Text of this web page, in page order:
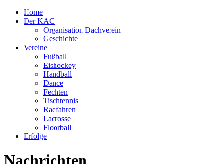
Home
Der KAC
Organisation Dachverein
Geschichte
Vereine
Fußball
Eishockey
Handball
Dance
Fechten
Tischtennis
Radfahren
Lacrosse
Floorball
Erfolge
Nachrichten